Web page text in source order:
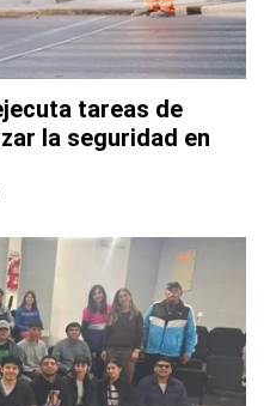
tareas de
la seguridad en